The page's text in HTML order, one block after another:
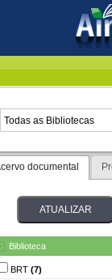
documental
Biblioteca
BRT (7)